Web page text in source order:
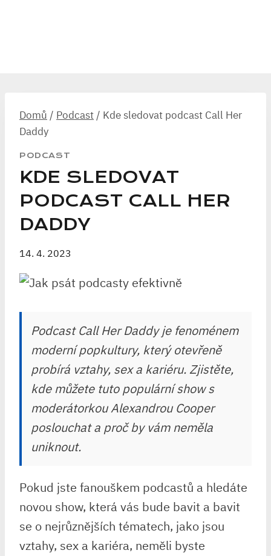
Domů / Podcast / Kde sledovat podcast Call Her
Daddy
PODCAST
KDE SLEDOVAT
PODCAST CALL HER
DADDY
14. 4. 2023
Podcast Call Her Daddy je fenoménem
moderní popkultury, který otevřeně
probírá vztahy, sex a kariéru. Zjistěte,
kde můžete tuto populární show s
moderátorkou Alexandrou Cooper
poslouchat a proč by vám neměla
uniknout.
Pokud jste fanouškem podcastů a hledáte
novou show, která vás bude bavit a bavit
se o nejrůznějších tématech, jako jsou
vztahy, sex a kariéra, neměli byste